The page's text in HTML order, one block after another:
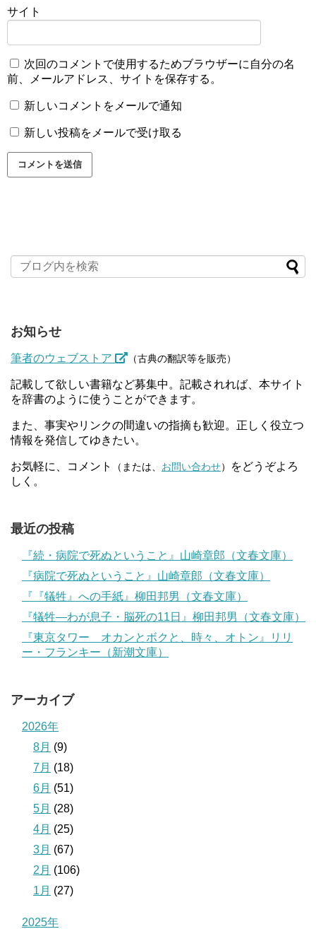
サイト
次回のコメントで使用するためブラウザーに自分の名
前、メールアドレス、サイトを保存する。
新しいコメントをメールで通知
新しい投稿をメールで受け取る
お知らせ
筆者のウェブストア （古典の翻訳等を販売）
記載して欲しい書籍など募集中。記載されれば、本サイト
を辞書のように使うことができます。
また、事実やリンクの間違いの指摘も歓迎。正しく役立つ
情報を発信してゆきたい。
お気軽に、コメント （または、 お問い合わせ）
をどうぞよろ
しく。
最近の投稿
『続・病院で死ぬということ』山崎章郎（文春文庫）
『病院で死ぬということ』山崎章郎（文春文庫）
『『犠牲』への手紙』柳田邦男（文春文庫）
『犠牲―わが息子・脳死の11日』柳田邦男（文春文庫）
『東京タワー オカンとボクと、時々、オトン』リリ
ー・フランキー（新潮文庫）
アーカイブ
2026年
8月 (9)
7月 (18)
6月 (51)
5月 (28)
4月 (25)
3月 (67)
2月 (106)
1月 (27)
2025年